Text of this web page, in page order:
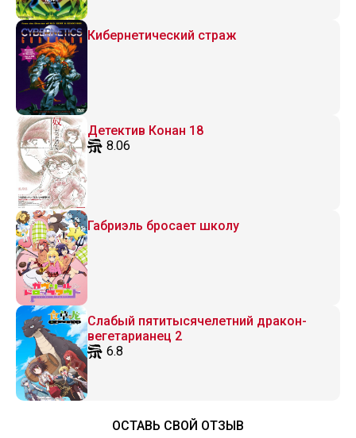
Кибернетический страж
Детектив Конан 18
8.06
Габриэль бросает школу
Слабый пятитысячелетний дракон-
вегетарианец 2
6.8
ОСТАВЬ СВОЙ ОТЗЫВ